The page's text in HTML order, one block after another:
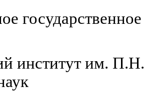
институт им.